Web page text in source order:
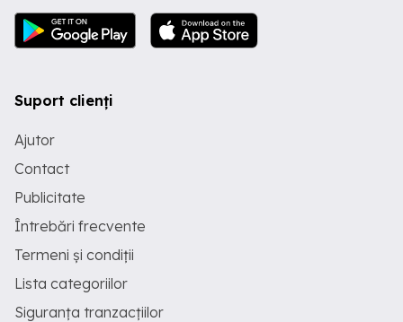
Suport clienți
Ajutor
Contact
Publicitate
Întrebări frecvente
Termeni și condiții
Lista categoriilor
Siguranța tranzacțiilor